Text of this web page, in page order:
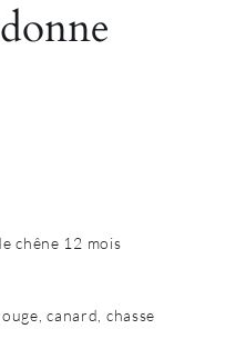
chêne 12 mois
canard, chasse